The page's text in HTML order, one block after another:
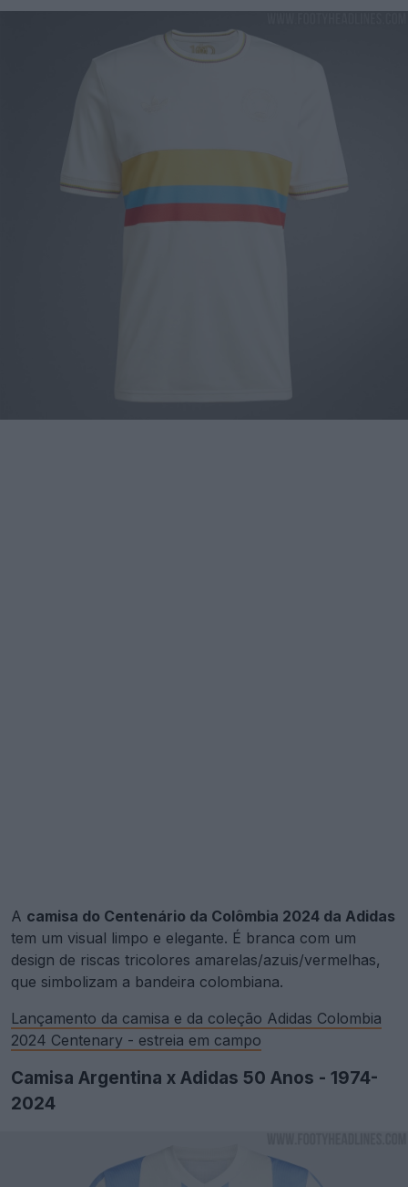
A camisa do Centenário da Colômbia 2024 da Adidas
tem um visual limpo e elegante. É branca com um
design de riscas tricolores amarelas/azuis/vermelhas,
que simbolizam a bandeira colombiana.
Lançamento da camisa e da coleção Adidas Colombia
2024 Centenary - estreia em campo
Camisa Argentina x Adidas 50 Anos - 1974-
2024